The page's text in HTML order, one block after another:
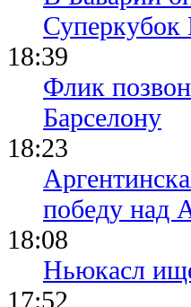
Суперкубок
18:39
Флик
Барселону
18:23
победу над
18:08
Ньюкасл
17:52